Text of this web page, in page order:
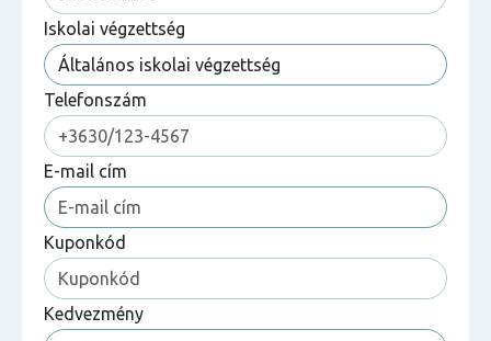
Iskolai végzettség
Telefonszám
E-mail cím
Kuponkód
Kedvezmény